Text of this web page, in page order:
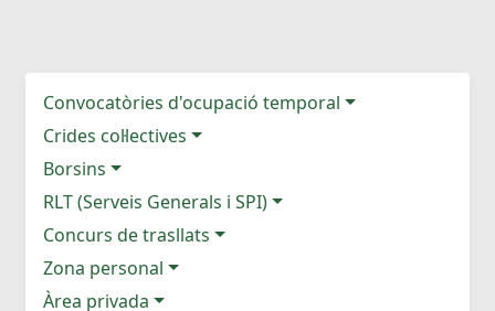
Convocatòries d'ocupació temporal
Crides col·lectives
Borsins
RLT (Serveis Generals i SPI)
Concurs de trasllats
Zona personal
Àrea privada